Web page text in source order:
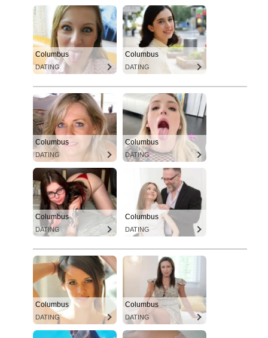
Columbus
DATING
Columbus
DATING
Columbus
DATING
Columbus
DATING
Columbus
DATING
Columbus
DATING
Columbus
DATING
Columbus
DATING